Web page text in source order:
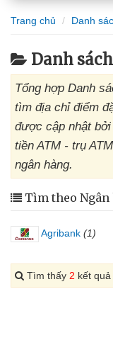
Trang chủ Danh
Danh
Tổng hợp Danh
tìm địa chỉ điểm
được cập nhật
tiền ATM - trụ
ngân hàng.
Tìm theo Ngân
Agribank (1)
Tìm thấy 2 kết